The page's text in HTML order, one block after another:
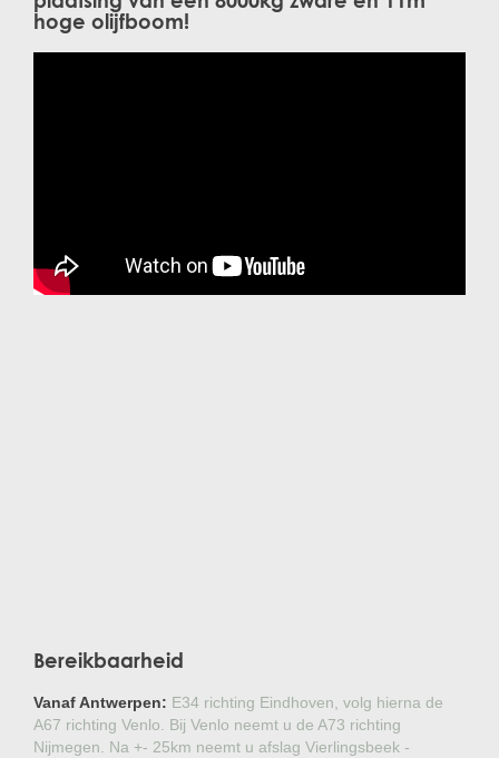
hoge olijfboom!
Bereikbaarheid
Vanaf Antwerpen: E34 richting Eindhoven, volg hierna de
A67 richting Venlo. Bij Venlo neemt u de A73 richting
Nijmegen. Na +- 25km neemt u afslag Vierlingsbeek -